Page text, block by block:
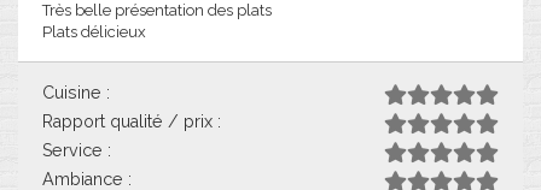
Très belle présentation des plats
Plats délicieux
Cuisine :
Rapport qualité / prix :
Service :
Ambiance :